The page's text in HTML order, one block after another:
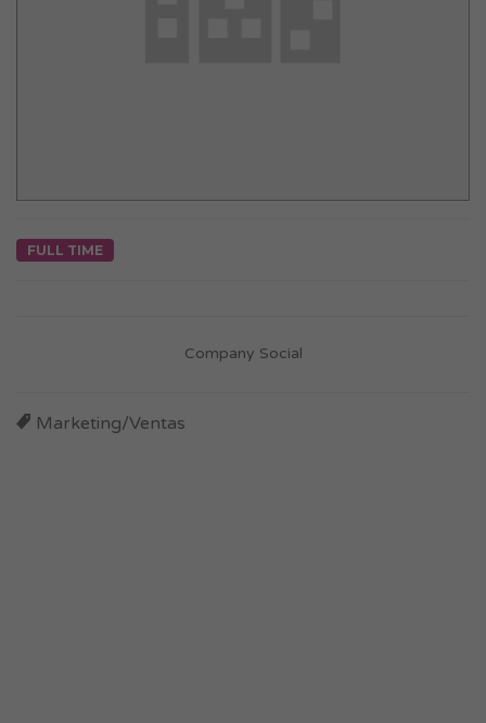
FULL TIME
Company Social
Marketing/Ventas